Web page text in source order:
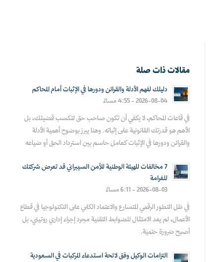
مقالات ذات صلة
دليلك لفهم الأدلة والقرائن ودورها في الإثبات أمام المحاكم
2026-08-04 - 4:55 مساءً
في قاعات المحاكم، لا يكفي أن تكون صاحب حق لتكسب قضيتك، بل
الأهم هو قدرتك القانونية على إثباته. وهنا يبرز بوضوح أهمية الأدلة
والقرائن ودورها في الإثبات كعامل حاسم بين استرداد الحق أو ضياعه
7 مخالفات للهيئة الوطنية للأمن السيبراني قد تعرض شركتك
للغرامة
2026-08-03 - 6:11 مساءً
في ظل التطور الرقمي المتسارع والاعتماد الكلي على التكنولوجيا في قطاع
الأعمال، لم يعد الامتثال للضوابط التقنية مجرد إجراء إداري روتيني، بل
أصبح ضرورة حتمية.
التزامات الوكيل وفق لائحة استدعاء المركبات في السعودية